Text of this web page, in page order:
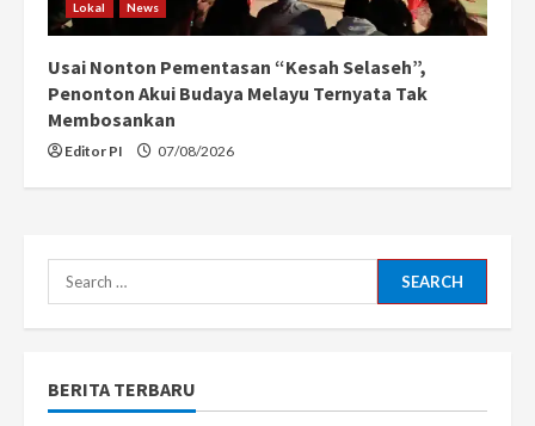
Lokal News
Usai Nonton Pementasan “Kesah Selaseh”,
Penonton Akui Budaya Melayu Ternyata Tak
Membosankan
Editor PI 07/08/2026
Search
for:
BERITA TERBARU